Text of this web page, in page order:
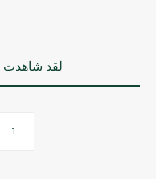
لقد شاهدت
1